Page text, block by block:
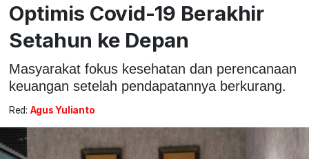
Optimis Covid-19 Berakhir
Setahun ke Depan
Masyarakat fokus kesehatan dan perencanaan
keuangan setelah pendapatannya berkurang.
Red: Agus Yulianto